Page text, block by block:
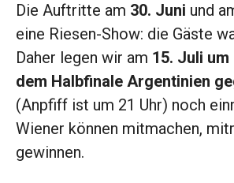
Die Auftritte am 30. Juni und
eine Riesen-Show: die Gäste
Daher legen wir am 15. Juli um
dem Halbfinale Argentinien
(Anpfiff ist um 21 Uhr) noch
Wiener können mitmachen,
gewinnen.